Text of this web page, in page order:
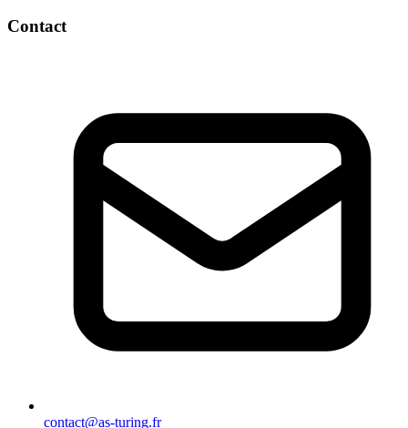
Contact
contact@as-turing.fr